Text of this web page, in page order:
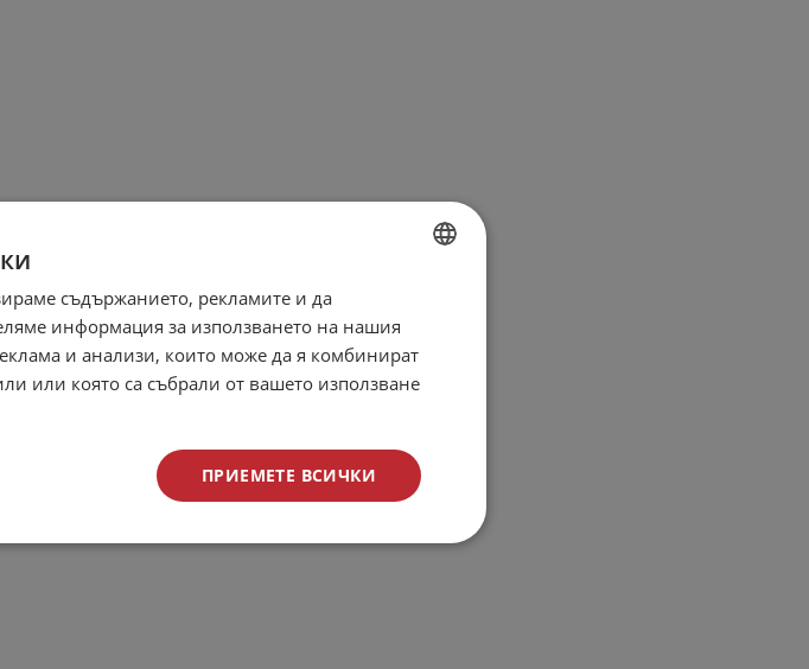
ENGLISH
съдържанието, рекламите и да
информация за използването на нашия
и анализи, които може да я комбинират
или която са събрали от вашето използване
ПРИЕМЕТЕ ВСИЧКИ